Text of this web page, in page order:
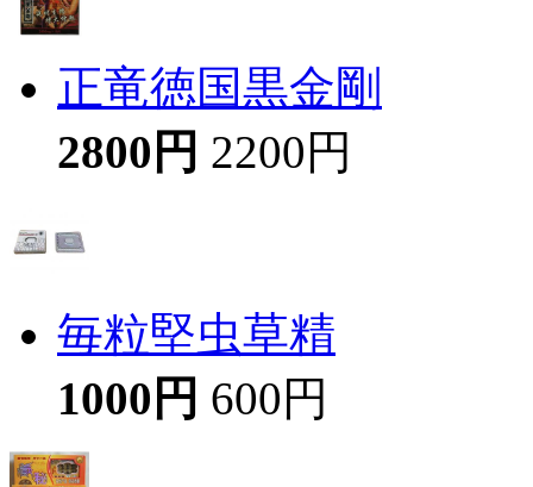
正竜徳国黒金剛
2800円 2200円
毎粒堅虫草精
1000円 600円